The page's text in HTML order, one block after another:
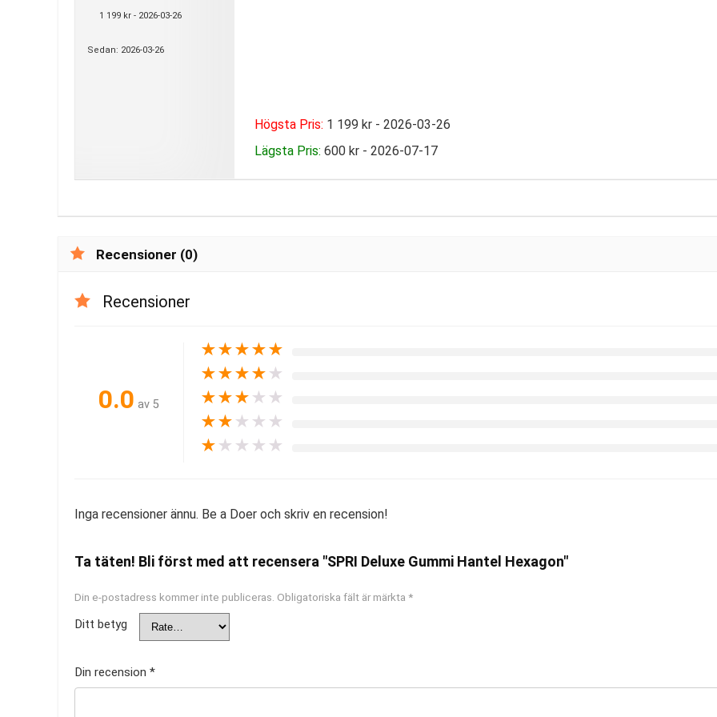
1 199 kr - 2026-03-26
Sedan: 2026-03-26
Högsta Pris: 1 199 kr - 2026-03-26
Lägsta Pris: 600 kr - 2026-07-17
Recensioner (0)
Recensioner
0.0 av 5
★★★★★
★★★★ ★
★★★ ★ ★
★★ ★ ★ ★
★ ★ ★ ★ ★
Inga recensioner ännu. Be a Doer och skriv en recension!
Ta täten! Bli först med att recensera "SPRI Deluxe Gummi Hantel Hexagon"
Din e-postadress kommer inte publiceras. Obligatoriska fält är märkta *
Ditt betyg
Din recension *